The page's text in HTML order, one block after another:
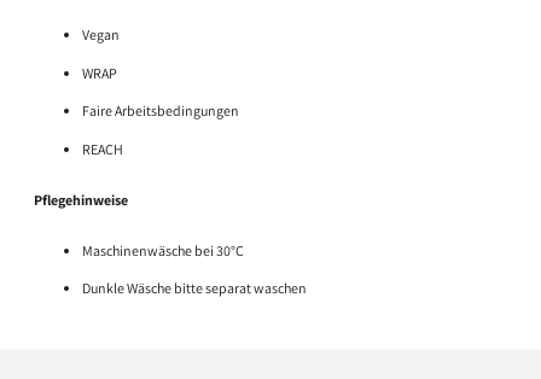
Vegan
WRAP
Faire Arbeitsbedingungen
REACH
Pflegehinweise
Maschinenwäsche bei 30°C
Dunkle Wäsche bitte separat waschen